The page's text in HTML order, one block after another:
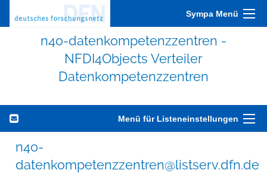
Sympa Menü
n4o-datenkompetenzzentren -
NFDI4Objects Verteiler
Datenkompetenzzentren
Menü für Listeneinstellungen
n4o-
datenkompetenzzentren@listserv.dfn.de